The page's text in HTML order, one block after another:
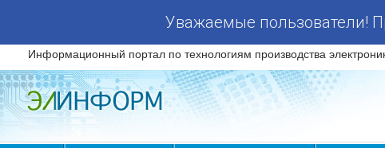
Уважаемые пользователи!
Информационный портал по технологиям производства